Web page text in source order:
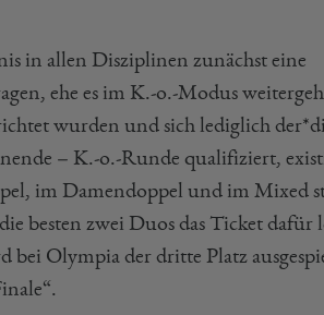
in allen Disziplinen zunächst eine
ehe es im K.-o.-Modus
wurden und sich lediglich
– K.-o.-Runde qualifiziert,
im Damendoppel und im Mixed
besten zwei Duos das Ticket dafür
Olympia der dritte Platz